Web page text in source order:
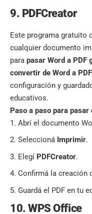
9. PDFCreator
Este programa gratuito
cualquier documento
para pasar Word a PDF
convertir de Word a PDF
configuración y
educativos.
Paso a paso para pasar
Abrí el documento
Seleccioná Imprimir.
Elegí PDFCreator.
Confirmá la creación
Guardá el PDF en tu
10. WPS Office